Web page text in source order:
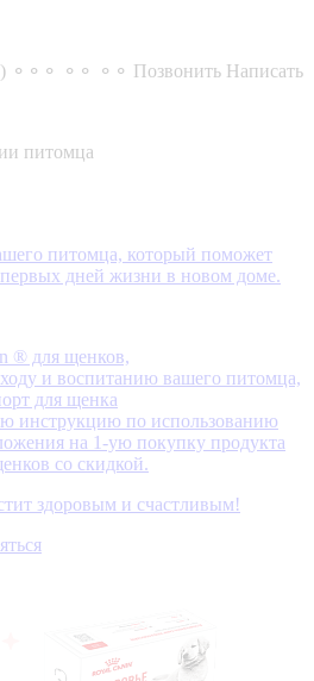
⚬⚬⚬ ⚬⚬ ⚬⚬ Позвонить Написать
питомца
питомца, который поможет
первых дней жизни в новом доме.
® для щенков,
и воспитанию вашего питомца,
для щенка
инструкцию по использованию
на 1-ую покупку продукта
со скидкой.
здоровым и счастливым!